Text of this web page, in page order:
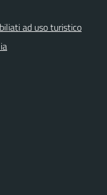
ad uso turistico